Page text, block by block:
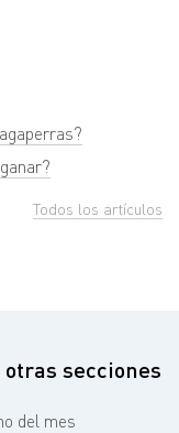
Todos los artículos
otras secciones
del mes